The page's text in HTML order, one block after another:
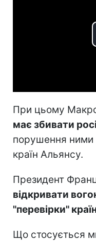
При цьому
має збивати
порушення ними
країн Альянсу.
Президент
відкривати
"перевірки"
Що стосується